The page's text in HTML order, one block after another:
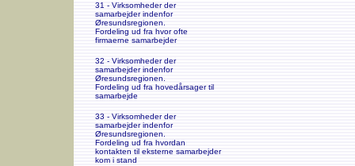
31 - Virksomheder der
samarbejder indenfor
Øresundsregionen.
Fordeling ud fra hvor ofte
firmaerne samarbejder
32 - Virksomheder der
samarbejder indenfor
Øresundsregionen.
Fordeling ud fra hovedårsager til
samarbejde
33 - Virksomheder der
samarbejder indenfor
Øresundsregionen.
Fordeling ud fra hvordan
kontakten til eksterne samarbejder
kom i stand